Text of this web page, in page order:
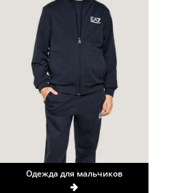
Одежда для мальчиков